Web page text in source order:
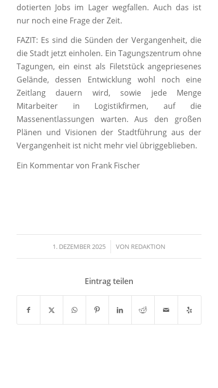
dotierten Jobs im Lager wegfallen. Auch das ist
nur noch eine Frage der Zeit.
FAZIT: Es sind die Sünden der Vergangenheit, die
die Stadt jetzt einholen. Ein Tagungszentrum ohne
Tagungen, ein einst als Filetstück angepriesenes
Gelände, dessen Entwicklung wohl noch eine
Zeitlang dauern wird, sowie jede Menge
Mitarbeiter in Logistikfirmen, auf die
Massenentlassungen warten. Aus den großen
Plänen und Visionen der Stadtführung aus der
Vergangenheit ist nicht mehr viel übriggeblieben.
Ein Kommentar von Frank Fischer
1. DEZEMBER 2025
/ VON REDAKTION
Eintrag teilen